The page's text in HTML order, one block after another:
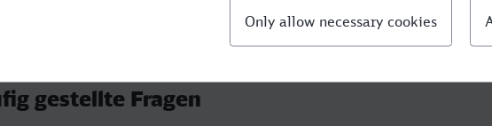
gestellte Fragen